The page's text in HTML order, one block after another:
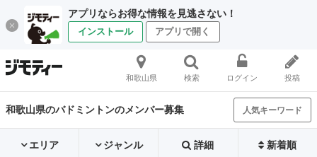
アプリならお得な情報を見逃さない！
インストール アプリで開く
和歌山県 検索 ログイン 投稿
和歌山県のバドミントンのメンバー募集 人気キーワード
エリア ジャンル 詳細 新着順